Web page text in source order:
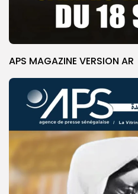
APS MAGAZINE VERSION AR